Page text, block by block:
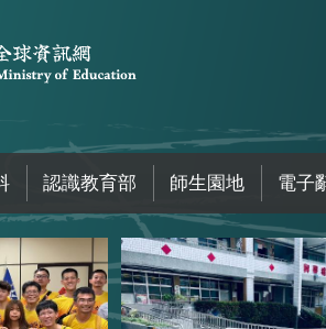
認識教育部 師生園地 電子